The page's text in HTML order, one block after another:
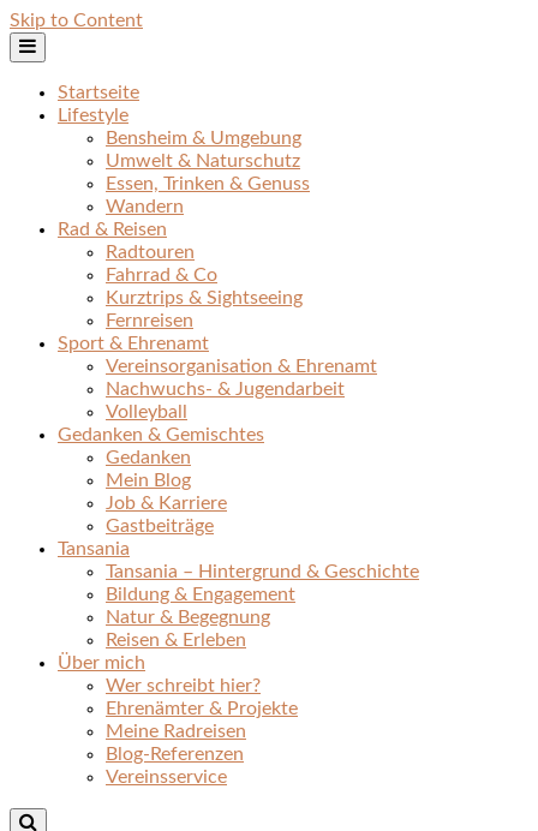
Skip to Content
Startseite
Lifestyle
Bensheim & Umgebung
Umwelt & Naturschutz
Essen, Trinken & Genuss
Wandern
Rad & Reisen
Radtouren
Fahrrad & Co
Kurztrips & Sightseeing
Fernreisen
Sport & Ehrenamt
Vereinsorganisation & Ehrenamt
Nachwuchs- & Jugendarbeit
Volleyball
Gedanken & Gemischtes
Gedanken
Mein Blog
Job & Karriere
Gastbeiträge
Tansania
Tansania – Hintergrund & Geschichte
Bildung & Engagement
Natur & Begegnung
Reisen & Erleben
Über mich
Wer schreibt hier?
Ehrenämter & Projekte
Meine Radreisen
Blog-Referenzen
Vereinsservice